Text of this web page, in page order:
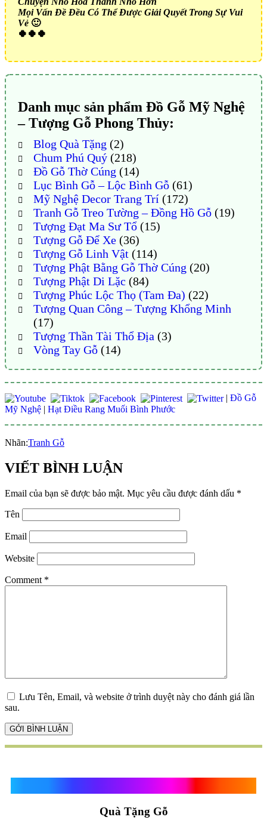
Mọi Vấn Đề Đều Có Thể Được Giải Quyết Trong Sự Vui
Vẻ 🙂
🍀🍀🍀
Danh mục sản phẩm Đồ Gỗ Mỹ Nghệ
– Tượng Gỗ Phong Thủy:
Blog Quà Tặng (2)
Chum Phú Quý(218)
Đồ Gỗ Thờ Cúng (14)
Lục Bình Gỗ – Lộc Bình Gỗ(61)
Mỹ Nghệ Decor Trang Trí(172)
Tranh Gỗ Treo Tường – Đồng Hồ Gỗ(19)
Tượng Đạt Ma Sư Tổ(15)
Tượng Gỗ Để Xe(36)
Tượng Gỗ Linh Vật(114)
Tượng Phật Bằng Gỗ Thờ Cúng (20)
Tượng Phật Di Lặc (84)
Tượng Phúc Lộc Thọ (Tam Đa) (22)
Tượng Quan Công – Tượng Khổng Minh
(17)
Tượng Thần Tài Thổ Địa (3)
Vòng Tay Gỗ(14)
| Đồ Gỗ
Mỹ Nghệ | Hạt Điều Rang Muối Bình Phước
Nhãn:Tranh Gỗ
VIẾT BÌNH LUẬN
Email của bạn sẽ được bảo mật. Mục yêu cầu được đánh dấu *
Tên
Email
Website
Comment *
Lưu Tên, Email, và website ở trình duyệt này cho đánh giá lần
sau.
Quà Tặng Gỗ